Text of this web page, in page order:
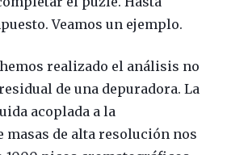
Veamos un ejemplo.
realizado el análisis no
de una depuradora. La
acoplada a la
masas de alta resolución nos